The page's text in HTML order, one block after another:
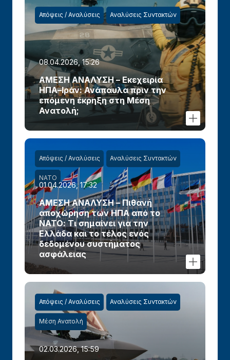
Απόψεις / Αναλύσεις Αναλύσεις Συντακτών
08.04.2026, 15:26
ΑΜΕΣΗ ΑΝΑΛΥΣΗ – Εκεχειρία
ΗΠΑ–Ιράν: Ανάπαυλα πριν την
επόμενη έκρηξη στη Μέση
Ανατολή;
Απόψεις / Αναλύσεις Αναλύσεις Συντακτών
ΝΑΤΟ
01.04.2026, 17:32
ΑΜΕΣΗ ΑΝΑΛΥΣΗ – Πιθανή
αποχώρηση των ΗΠΑ από το
ΝΑΤΟ: Τι σημαίνει για την
Ελλάδα και το τέλος ενός
δεδομένου συστήματος
ασφάλειας
Απόψεις / Αναλύσεις Αναλύσεις Συντακτών
Μέση Ανατολή
02.03.2026, 15:59